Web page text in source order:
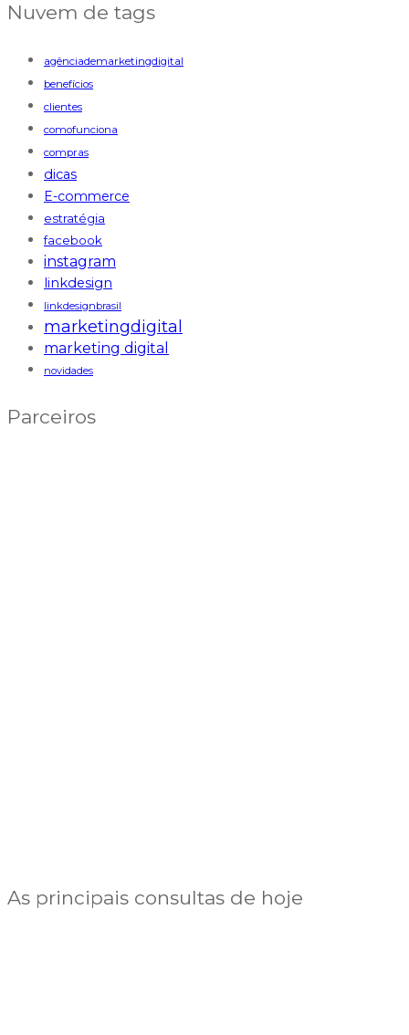
Nuvem de tags
agênciademarketingdigital
benefícios
clientes
comofunciona
compras
dicas
E-commerce
estratégia
facebook
instagram
linkdesign
linkdesignbrasil
marketingdigital
marketing digital
novidades
Parceiros
As principais consultas de hoje